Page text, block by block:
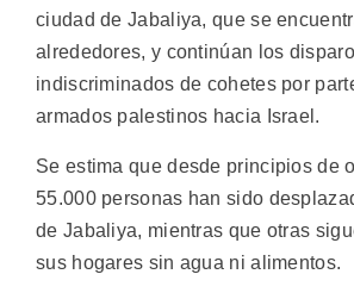
ciudad de Jabaliya, que se
alrededores, y continúan los
indiscriminados de cohetes por
armados palestinos hacia Israel.
Se estima que desde principios de
55.000 personas han sido
de Jabaliya, mientras que otras
sus hogares sin agua ni alimentos.